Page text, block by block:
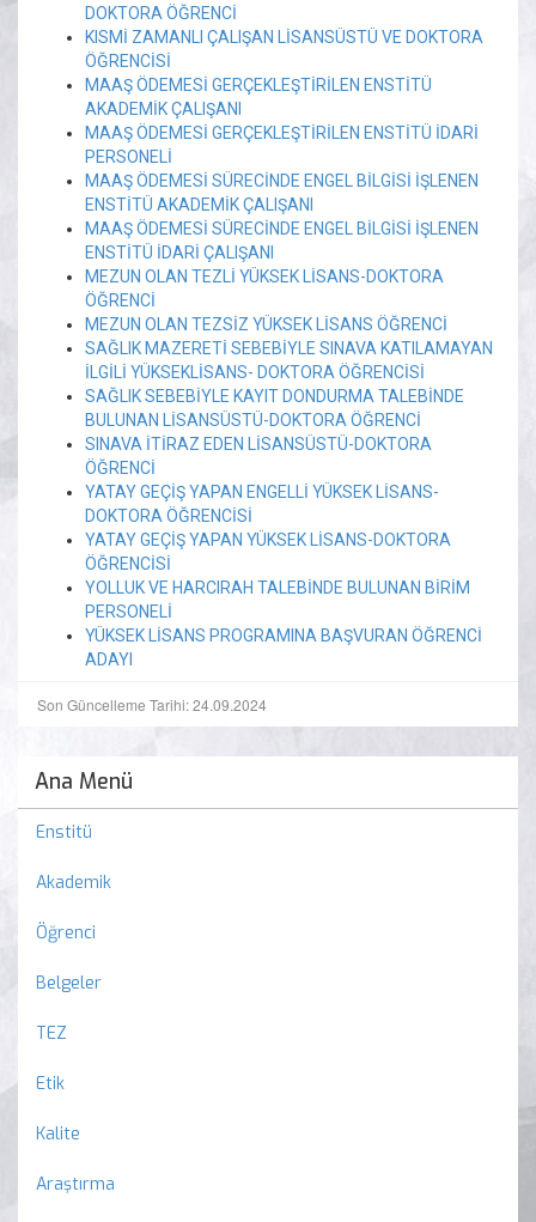
DOKTORA ÖĞRENCİ
KISMİ ZAMANLI ÇALIŞAN LİSANSÜSTÜ VE DOKTORA
ÖĞRENCİSİ
MAAŞ ÖDEMESİ GERÇEKLEŞTİRİLEN ENSTİTÜ
AKADEMİK ÇALIŞANI
MAAŞ ÖDEMESİ GERÇEKLEŞTİRİLEN ENSTİTÜ İDARİ
PERSONELİ
MAAŞ ÖDEMESİ SÜRECİNDE ENGEL BİLGİSİ İŞLENEN
ENSTİTÜ AKADEMİK ÇALIŞANI
MAAŞ ÖDEMESİ SÜRECİNDE ENGEL BİLGİSİ İŞLENEN
ENSTİTÜ İDARİ ÇALIŞANI
MEZUN OLAN TEZLİ YÜKSEK LİSANS-DOKTORA
ÖĞRENCİ
MEZUN OLAN TEZSİZ YÜKSEK LİSANS ÖĞRENCİ
SAĞLIK MAZERETİ SEBEBİYLE SINAVA KATILAMAYAN
İLGİLİ YÜKSEKLİSANS- DOKTORA ÖĞRENCİSİ
SAĞLIK SEBEBİYLE KAYIT DONDURMA TALEBİNDE
BULUNAN LİSANSÜSTÜ-DOKTORA ÖĞRENCİ
SINAVA İTİRAZ EDEN LİSANSÜSTÜ-DOKTORA
ÖĞRENCİ
YATAY GEÇİŞ YAPAN ENGELLİ YÜKSEK LİSANS-
DOKTORA ÖĞRENCİSİ
YATAY GEÇİŞ YAPAN YÜKSEK LİSANS-DOKTORA
ÖĞRENCİSİ
YOLLUK VE HARCIRAH TALEBİNDE BULUNAN BİRİM
PERSONELİ
YÜKSEK LİSANS PROGRAMINA BAŞVURAN ÖĞRENCİ
ADAYI
Son Güncelleme Tarihi: 24.09.2024
Ana Menü
Enstitü
Akademik
Öğrenci
Belgeler
TEZ
Etik
Kalite
Araştırma